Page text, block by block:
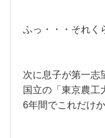
ふっ・・・それく
次に息子が第一志
国立の「東京農工
6年間でこれだけ